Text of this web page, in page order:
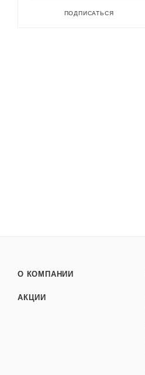
ПОДПИСАТЬСЯ
О КОМПАНИИ
АКЦИИ